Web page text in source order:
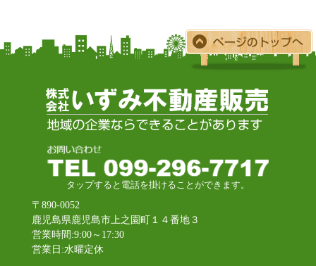
タップすると電話を掛けることができます。
〒890-0052
鹿児島県鹿児島市上之園町１４番地３
営業時間:9:00～17:30
営業日:水曜定休